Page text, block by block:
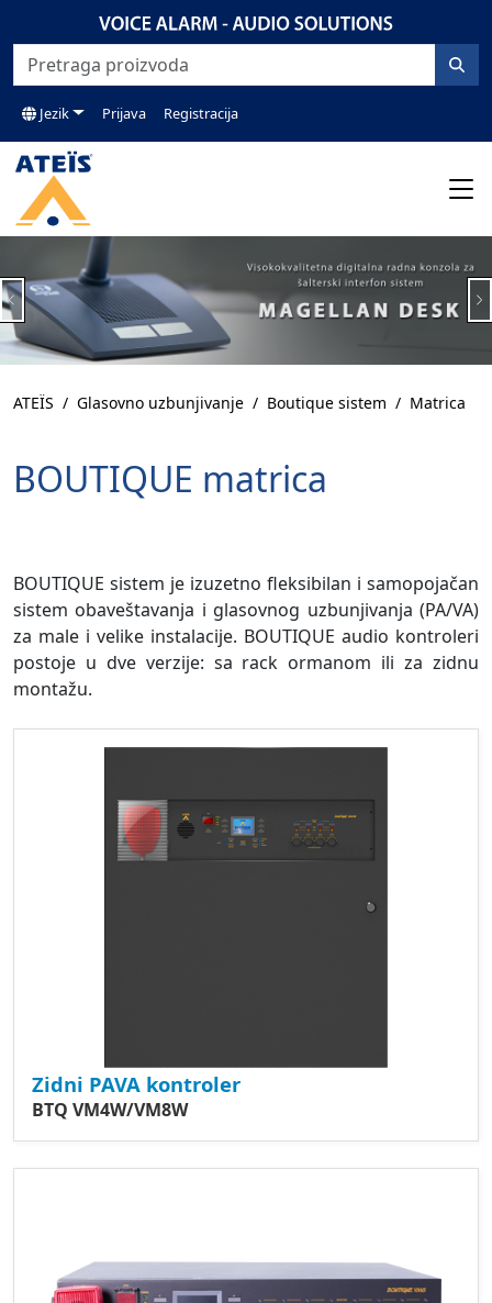
Jezik Prijava Registracija
Previous
ATEÏS Glasovno uzbunjivanje Boutique sistem Matrica
BOUTIQUE matrica
BOUTIQUE sistem je izuzetno fleksibilan i samopojačan
sistem obaveštavanja i glasovnog uzbunjivanja (PA/VA)
za male i velike instalacije. BOUTIQUE audio kontroleri
postoje u dve verzije: sa rack ormanom ili za zidnu
montažu.
Zidni PAVA kontroler
BTQ VM4W/VM8W